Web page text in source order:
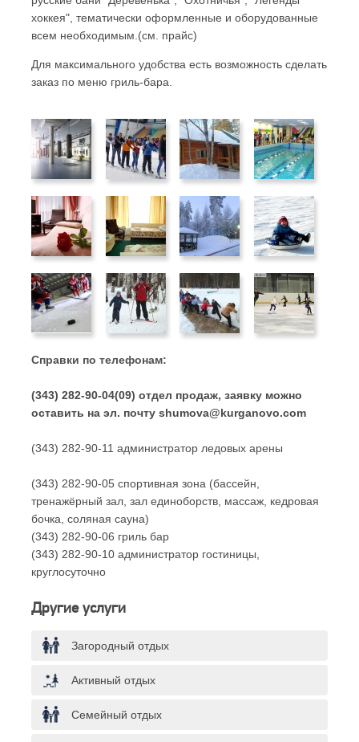
хоккея", тематически оформленные и оборудованные
всем необходимым.(см. прайс)
Для максимального удобства есть возможность сделать
заказ по меню гриль-бара.
Справки по телефонам:
(343) 282-90-04(09) отдел продаж, заявку можно
оставить на эл. почту shumova@kurganovo.com
(343) 282-90-11 администратор ледовых арены
(343) 282-90-05 спортивная зона (бассейн,
тренажёрный зал, зал единоборств, массаж, кедровая
бочка, соляная сауна)
(343) 282-90-06 гриль бар
(343) 282-90-10 администратор гостиницы,
круглосуточно
Другие услуги
Загородный отдых
Активный отдых
Семейный отдых